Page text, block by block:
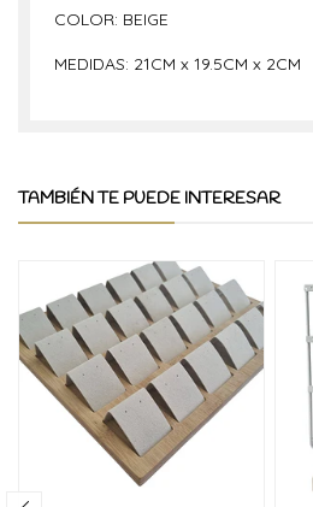
COLOR: BEIGE
MEDIDAS: 21CM x 19.5CM x 2CM
TAMBIÉN TE PUEDE INTERESAR